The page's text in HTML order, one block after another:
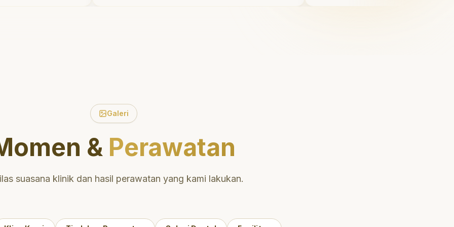
Galeri
& Perawatan
suasana klinik dan hasil perawatan yang kami lakukan.